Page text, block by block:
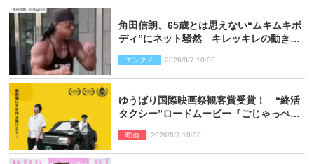
角田信朗、65歳とは思えない“ムキムキボ
ディ”にネット騒然 キレッキレの動きを
エンタメ 2026/8/7 18:00
ゆうばり国際映画祭観客賞受賞！ “終活
タクシー”ロードムービー『ごじゃっぺタ
映画 2026/8/7 18:00